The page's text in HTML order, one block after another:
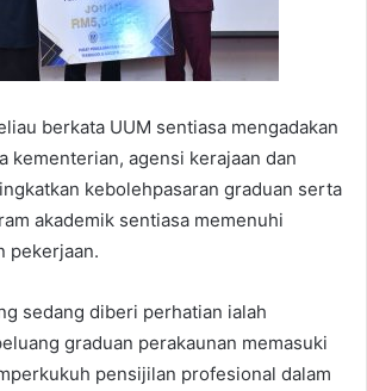
berkata UUM sentiasa mengadakan
kementerian, agensi kerajaan dan
kebolehpasaran graduan serta
akademik sentiasa memenuhi
pekerjaan.
sedang diberi perhatian ialah
graduan perakaunan memasuki
pensijilan profesional dalam